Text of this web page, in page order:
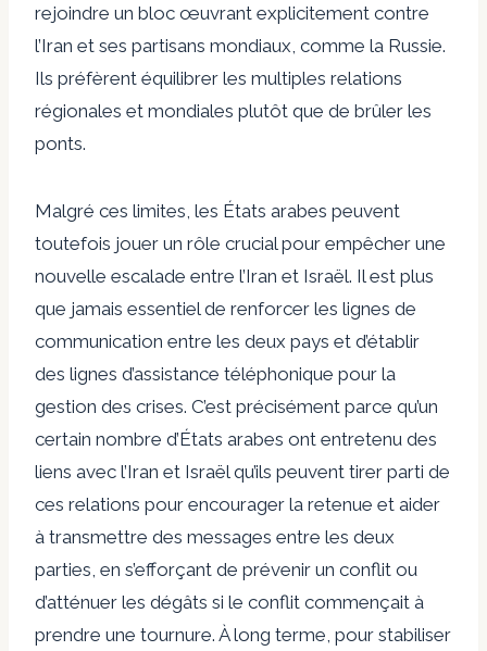
rejoindre un bloc œuvrant explicitement contre
l’Iran et ses partisans mondiaux, comme la Russie.
Ils préfèrent équilibrer les multiples relations
régionales et mondiales plutôt que de brûler les
ponts.
Malgré ces limites, les États arabes peuvent
toutefois jouer un rôle crucial pour empêcher une
nouvelle escalade entre l’Iran et Israël. Il est plus
que jamais essentiel de renforcer les lignes de
communication entre les deux pays et d’établir
des lignes d’assistance téléphonique pour la
gestion des crises. C’est précisément parce qu’un
certain nombre d’États arabes ont entretenu des
liens avec l’Iran et Israël qu’ils peuvent tirer parti de
ces relations pour encourager la retenue et aider
à transmettre des messages entre les deux
parties, en s’efforçant de prévenir un conflit ou
d’atténuer les dégâts si le conflit commençait à
prendre une tournure. À long terme, pour stabiliser